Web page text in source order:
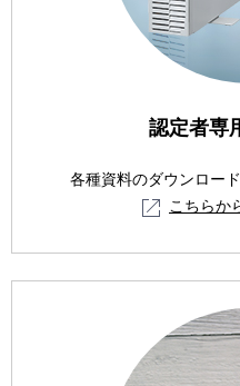
認定者専
各種資料のダウンロー
こちらか